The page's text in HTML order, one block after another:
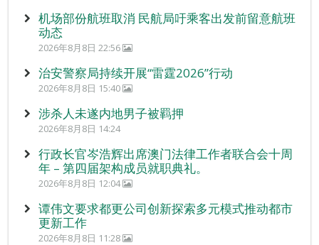
机场部份航班取消 民航局吁乘客出发前留意航班
动态
2026年8月8日 22:56
治安警察局持续开展“雷霆2026”行动
2026年8月8日 15:40
涉杀人未遂内地男子被羁押
2026年8月8日 14:24
行政长官岑浩辉出席澳门法律工作者联合会十周
年 – 第四届架构成员就职典礼。
2026年8月8日 12:04
谭伟文要求都更公司创新探索多元模式推动都市
更新工作
2026年8月8日 11:28